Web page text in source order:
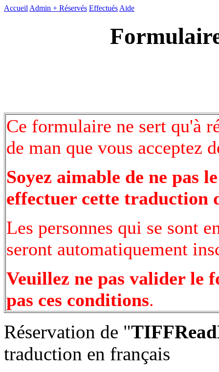
Accueil Admin + Réservés Effectués Aide
Ce formulaire ne sert qu'à
de man que vous acceptez
Soyez aimable de ne pas
effectuer cette traduction
Les personnes qui se sont
seront automatiquement
Veuillez ne pas valider le
pas ces conditions.
Réservation de "
traduction en français